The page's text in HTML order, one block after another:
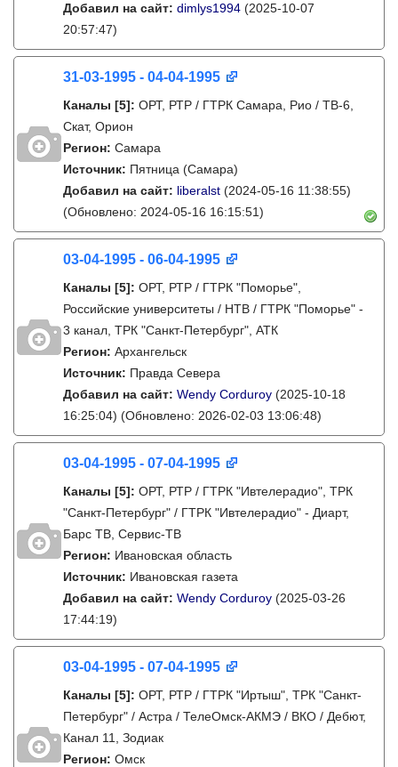
Добавил на сайт: dimlys1994 (2025-10-07
20:57:47)
31-03-1995 - 04-04-1995
Каналы [5]: ОРТ, РТР / ГТРК Самара, Рио / ТВ-6,
Скат, Орион
Регион: Самара
Источник: Пятница (Самара)
Добавил на сайт: liberalst (2024-05-16 11:38:55)
(Обновлено: 2024-05-16 16:15:51)
03-04-1995 - 06-04-1995
Каналы [5]: ОРТ, РТР / ГТРК "Поморье",
Российские университеты / НТВ / ГТРК "Поморье" -
3 канал, ТРК "Санкт-Петербург", АТК
Регион: Архангельск
Источник: Правда Севера
Добавил на сайт: Wendy Corduroy (2025-10-18
16:25:04) (Обновлено: 2026-02-03 13:06:48)
03-04-1995 - 07-04-1995
Каналы [5]: ОРТ, РТР / ГТРК "Ивтелерадио", ТРК
"Санкт-Петербург" / ГТРК "Ивтелерадио" - Диарт,
Барс ТВ, Сервис-ТВ
Регион: Ивановская область
Источник: Ивановская газета
Добавил на сайт: Wendy Corduroy (2025-03-26
17:44:19)
03-04-1995 - 07-04-1995
Каналы [5]: ОРТ, РТР / ГТРК "Иртыш", ТРК "Санкт-
Петербург" / Астра / ТелеОмск-АКМЭ / ВКО / Дебют,
Канал 11, Зодиак
Регион: Омск